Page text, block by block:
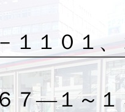
１１０１
７―１～